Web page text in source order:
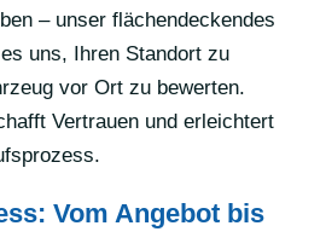
– unser flächendeckendes
uns, Ihren Standort zu
vor Ort zu bewerten.
Vertrauen und erleichtert
Vom Angebot bis